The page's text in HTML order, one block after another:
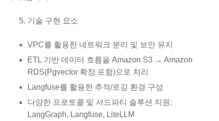
기술 구현 요소
VPC를 활용한 네트워크 분리 및 보안 유지
ETL 기반 데이터 흐름을 Amazon S3 → Amazon
RDS(Pgvector 확장 포함)으로 처리
Langfuse를 활용한 추적/로깅 환경 구성
다양한 프로토콜 및 서드파티 솔루션 지원:
LangGraph, Langfuse, LiteLLM